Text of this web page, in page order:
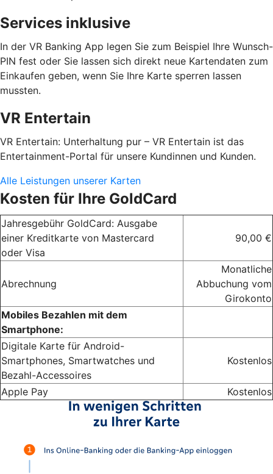
Services inklusive
In der VR Banking App legen Sie zum Beispiel Ihre Wunsch-
PIN fest oder Sie lassen sich direkt neue Kartendaten zum
Einkaufen geben, wenn Sie Ihre Karte sperren lassen
mussten.
VR Entertain
VR Entertain: Unterhaltung pur – VR Entertain ist das
Entertainment-Portal für unsere Kundinnen und Kunden.
Alle Leistungen unserer Karten
Kosten für Ihre GoldCard
Jahresgebühr GoldCard: Ausgabe
einer Kreditkarte von Mastercard
oder Visa
90,00 €
Abrechnung
Monatliche
Abbuchung vom
Girokonto
Mobiles Bezahlen mit dem
Smartphone:
Digitale Karte für Android-
Smartphones, Smartwatches und
Bezahl-Accessoires
Kostenlos
Apple Pay Kostenlos